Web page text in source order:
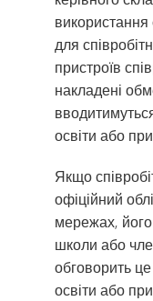
для
пристроїв
накладені
освіти або
Якщо
офіційний
мережах,
школи або
обговорить
освіти або